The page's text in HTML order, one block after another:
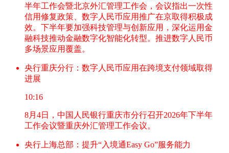
半年工作会暨北京外汇管理工作会，会议指出一次性
信用修复政策、数字人民币应用推广在京取得积极成
效。下半年要加强科技管理与创新应用，深化运用金
融科技推动金融数字化智能化转型。推进数字人民币
多场景应用覆盖。
央行重庆分行：数字人民币应用在跨境支付领域取得
进展
10:16
8月4日，中国人民银行重庆市分行召开2026年下半年
工作会议暨重庆外汇管理工作会议。
央行上海总部：提升“入境通Easy Go”服务能力